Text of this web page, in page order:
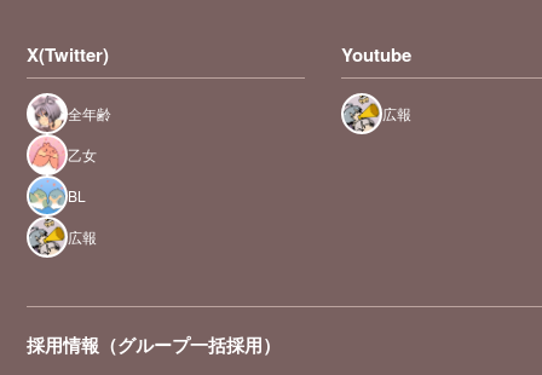
X(Twitter)
全年齢
乙女
BL
広報
Youtube
広報
採用情報（グループ一括採用）